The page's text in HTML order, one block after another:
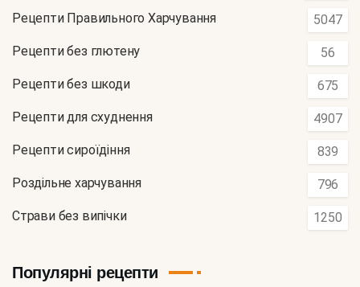
Рецепти Правильного Харчування 5047
Рецепти без глютену 56
Рецепти без шкоди 675
Рецепти для схуднення 4907
Рецепти сироїдіння 839
Роздільне харчування 796
Страви без випічки 1250
Популярні рецепти